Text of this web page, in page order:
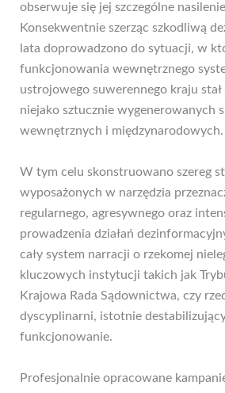
obserwuje się jej szczególne
Konsekwentnie szerząc szkodliwą
lata doprowadzono do sytuacji, w
funkcjonowania wewnętrznego
ustrojowego suwerennego kraju stał
niejako sztucznie wygenerowanych
wewnętrznych i międzynarodowych.
W tym celu skonstruowano szereg
wyposażonych w narzędzia
regularnego, agresywnego oraz
prowadzenia działań
cały system narracji o rzekomej
kluczowych instytucji takich jak
Krajowa Rada Sądownictwa, czy
dyscyplinarni, istotnie
funkcjonowanie.
Profesjonalnie opracowane